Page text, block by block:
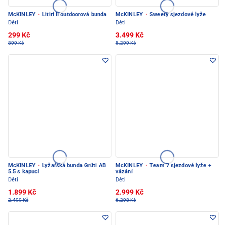
McKINLEY · Litiri II outdoorová bunda
Děti
299 Kč
899 Kč
McKINLEY · Sweety sjezdové lyže
Děti
3.499 Kč
5.299 Kč
McKINLEY · Lyžařská bunda Grüti AB
5.5 s kapucí
Děti
1.899 Kč
2.499 Kč
McKINLEY · Team 7 sjezdové lyže +
vázání
Děti
2.999 Kč
6.298 Kč